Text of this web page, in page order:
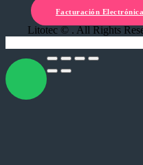
Facturación Electrónica
Litotec © . All Rights